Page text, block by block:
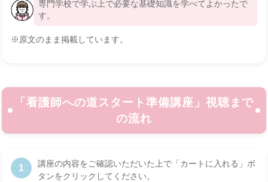
専門学校で学ぶ上で必要な基礎知識を学べてよかったで
す。
※原文のまま掲載しています。
「看護師への道スタート準備講座」視聴まで
の流れ
1
講座の内容をご確認いただいた上で「カートに入れる」ボ
タンをクリックしてください。